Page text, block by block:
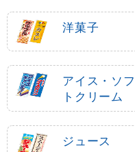
洋菓子
アイス・ソフ
トクリーム
ジュース